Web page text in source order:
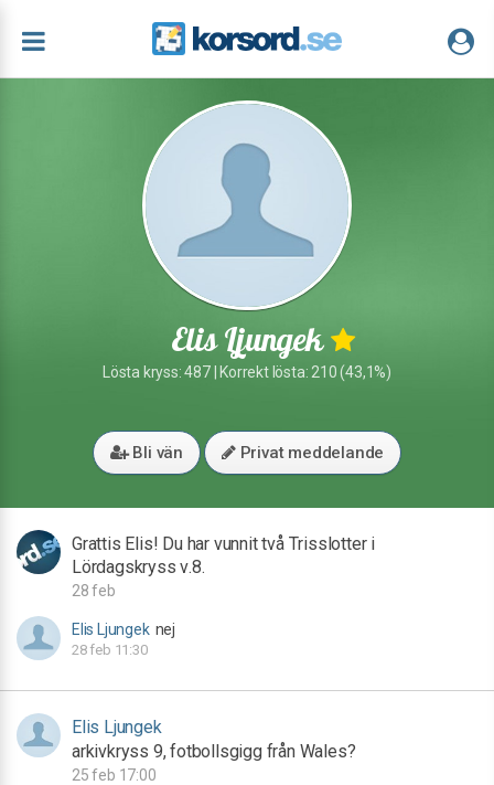
Elis Ljungek
Lösta kryss: 487 | Korrekt lösta: 210 (43,1%)
Bli vän Privat meddelande
Grattis Elis! Du har vunnit två Trisslotter i
Lördagskryss v.8.
28 feb
Elis Ljungek nej
28 feb 11:30
Elis Ljungek
arkivkryss 9, fotbollsgigg från Wales?
25 feb 17:00